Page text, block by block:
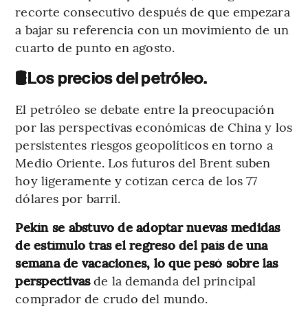
recorte consecutivo después de que empezara
a bajar su referencia con un movimiento de un
cuarto de punto en agosto.
🛢️Los precios del petróleo.
El petróleo se debate entre la preocupación
por las perspectivas económicas de China y los
persistentes riesgos geopolíticos en torno a
Medio Oriente. Los futuros del Brent suben
hoy ligeramente y cotizan cerca de los 77
dólares por barril.
Pekín se abstuvo de adoptar nuevas medidas
de estímulo tras el regreso del país de una
semana de vacaciones, lo que pesó sobre las
perspectivasde la demanda del principal
comprador de crudo del mundo.